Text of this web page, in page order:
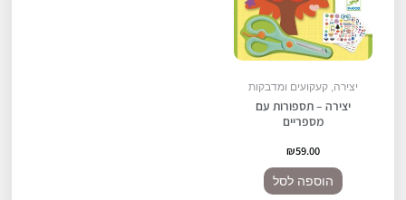
יצירה, קעקועים ומדבקות
יצירה – תספורות עם
מספריים
₪59.00
הוספה לסל